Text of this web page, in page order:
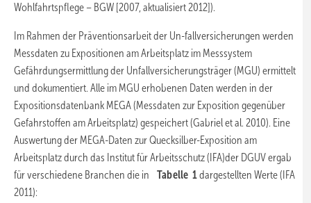
Wohlfahrtspflege – BGW [2007, aktualisiert 2012]).
Im Rahmen der Präventionsarbeit der Un-fallversicherungen werden
Messdaten zu Expositionen am Arbeitsplatz im Messsystem
Gefährdungsermittlung der Unfallversicherungsträger (MGU) ermittelt
und dokumentiert. Alle im MGU erhobenen Daten werden in der
Expositionsdatenbank MEGA (Messdaten zur Exposition gegenüber
Gefahrstoffen am Arbeitsplatz) gespeichert (Gabriel et al. 2010). Eine
Auswertung der MEGA-Daten zur Quecksilber-Exposition am
Arbeitsplatz durch das Institut für Arbeitsschutz (IFA)der DGUV ergab
für verschiedene Branchen die in Tabelle 1dargestellten Werte (IFA
2011):